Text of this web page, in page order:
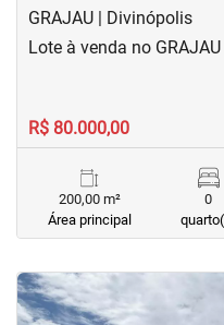
GRAJAU | Divinópolis
Lote à venda no GRAJAU
R$ 80.000,00
200,00 m²
Área principal
0
<